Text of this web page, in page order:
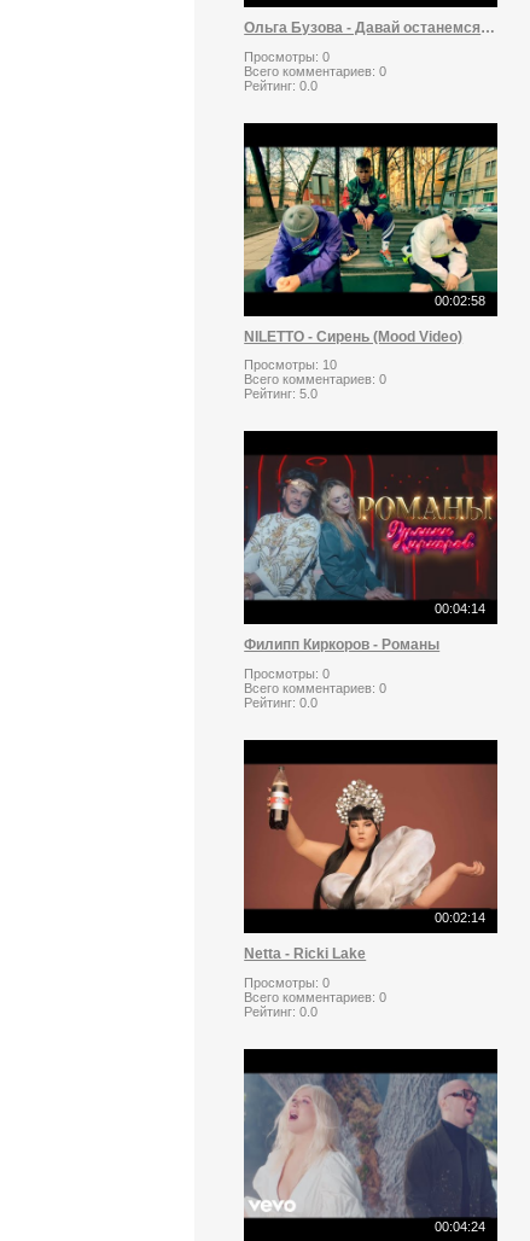
Ольга Бузова - Давай останемся дома
Просмотры:0
Всего комментариев:0
Рейтинг:0.0
00:02:58
NILETTO - Сирень (Mood Video)
Просмотры: 10
Всего комментариев:0
Рейтинг:5.0
00:04:14
Филипп Киркоров - Романы
Просмотры:0
Всего комментариев:0
Рейтинг:0.0
00:02:14
Netta - Ricki Lake
Просмотры:0
Всего комментариев:0
Рейтинг:0.0
00:04:24